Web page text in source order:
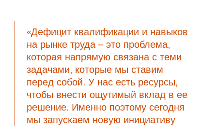
«Дефицит квалификации и навыков
на рынке труда – это проблема,
которая напрямую связана с теми
задачами, которые мы ставим
перед собой. У нас есть ресурсы,
чтобы внести ощутимый вклад в ее
решение. Именно поэтому сегодня
мы запускаем новую инициативу